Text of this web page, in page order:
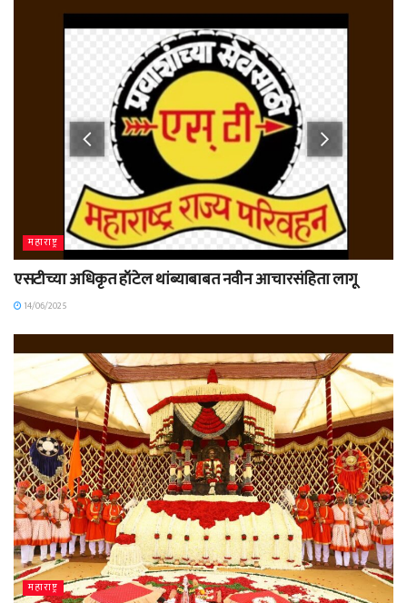
महाराष्ट्र
एसटीच्या अधिकृत हॉटेल थांब्याबाबत नवीन आचारसंहिता लागू
14/06/2025
महाराष्ट्र